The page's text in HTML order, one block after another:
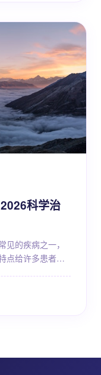
科学治
的疾病之一，
点给许多患者带
量，也容易让患